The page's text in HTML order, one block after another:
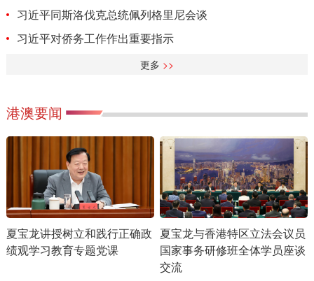
习近平同斯洛伐克总统佩列格里尼会谈
习近平对侨务工作作出重要指示
更多 >>
港澳要闻
夏宝龙讲授树立和践行正确政
绩观学习教育专题党课
夏宝龙与香港特区立法会议员
国家事务研修班全体学员座谈
交流